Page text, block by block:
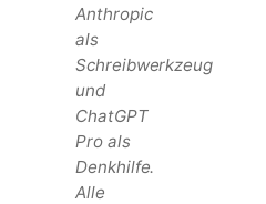
Anthropic
als
Schreibwerkzeug
und
ChatGPT
Pro als
Denkhilfe.
Alle